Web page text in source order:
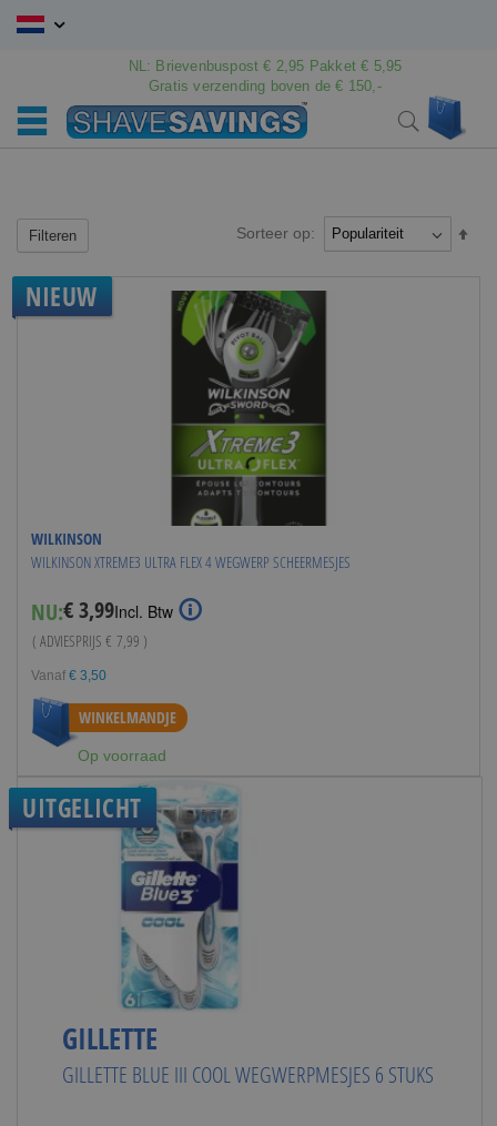
Ga
NL: Brievenbuspost € 2,95 Pakket € 5,95
Gratis verzending boven de € 150,-
Search
NIEUW
WILKINSON
WILKINSON XTREME3 ULTRA FLEX 4 WEGWERP SCHEERMESJES
NU:Special
Price
€ 3,99Incl. Btw
( ADVIESPRIJS € 7,99 )
Vanaf € 3,50
WINKELMANDJE
Op voorraad
UITGELICHT
GILLETTE
GILLETTE BLUE III COOL WEGWERPMESJES 6 STUKS
Sorteer op:
Filteren